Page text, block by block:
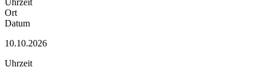
Ort
Datum
10.10.2026
Uhrzeit